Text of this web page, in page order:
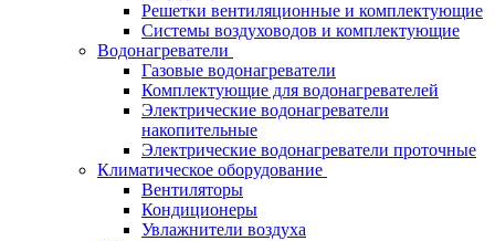
Решетки вентиляционные и комплектующие
Системы воздуховодов и комплектующие
Водонагреватели
Газовые водонагреватели
Комплектующие для водонагревателей
Электрические водонагреватели
накопительные
Электрические водонагреватели проточные
Климатическое оборудование
Вентиляторы
Кондиционеры
Увлажнители воздуха